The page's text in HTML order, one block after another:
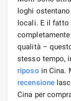
loghi
locali. E il fatto
qualità –
stesso tempo,
riposo in Cina.
recensione
Cina per